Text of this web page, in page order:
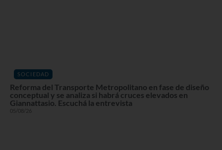
SOCIEDAD
Reforma del Transporte Metropolitano en fase de diseño
conceptual y se analiza si habrá cruces elevados en
Giannattasio. Escuchá la entrevista
05/08/26